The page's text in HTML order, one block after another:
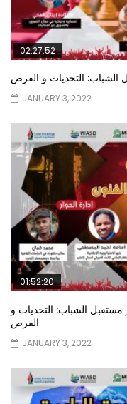
02:27:52
الشباب: التحديات و الفرص
JANUARY 3, 2022
01:52:20
مستقبل الشباب: التحديات و
الفرص
JANUARY 3, 2022